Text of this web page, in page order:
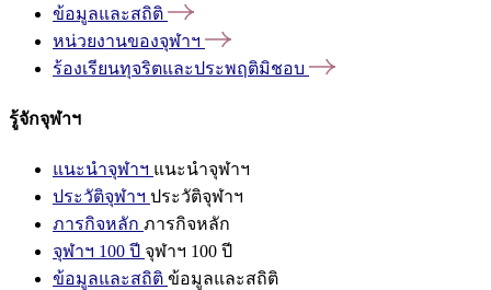
ข้อมูลและสถิติ
หน่วยงานของจุฬาฯ
ร้องเรียนทุจริตและประพฤติมิชอบ
รู้จักจุฬาฯ
แนะนำจุฬาฯ แนะนำจุฬาฯ
ประวัติจุฬาฯ ประวัติจุฬาฯ
ภารกิจหลัก ภารกิจหลัก
จุฬาฯ 100 ปี จุฬาฯ 100 ปี
ข้อมูลและสถิติ ข้อมูลและสถิติ